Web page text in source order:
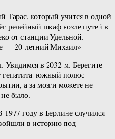
Тарас, который учится в одной
релейный шкаф возле путей в
от станции Удельной.
— 20-летний Михаил».
в 2032-м. Берегите
гепатита, южный полюс
а за мозги можете не
было.
году в Берлине случился
в историю под